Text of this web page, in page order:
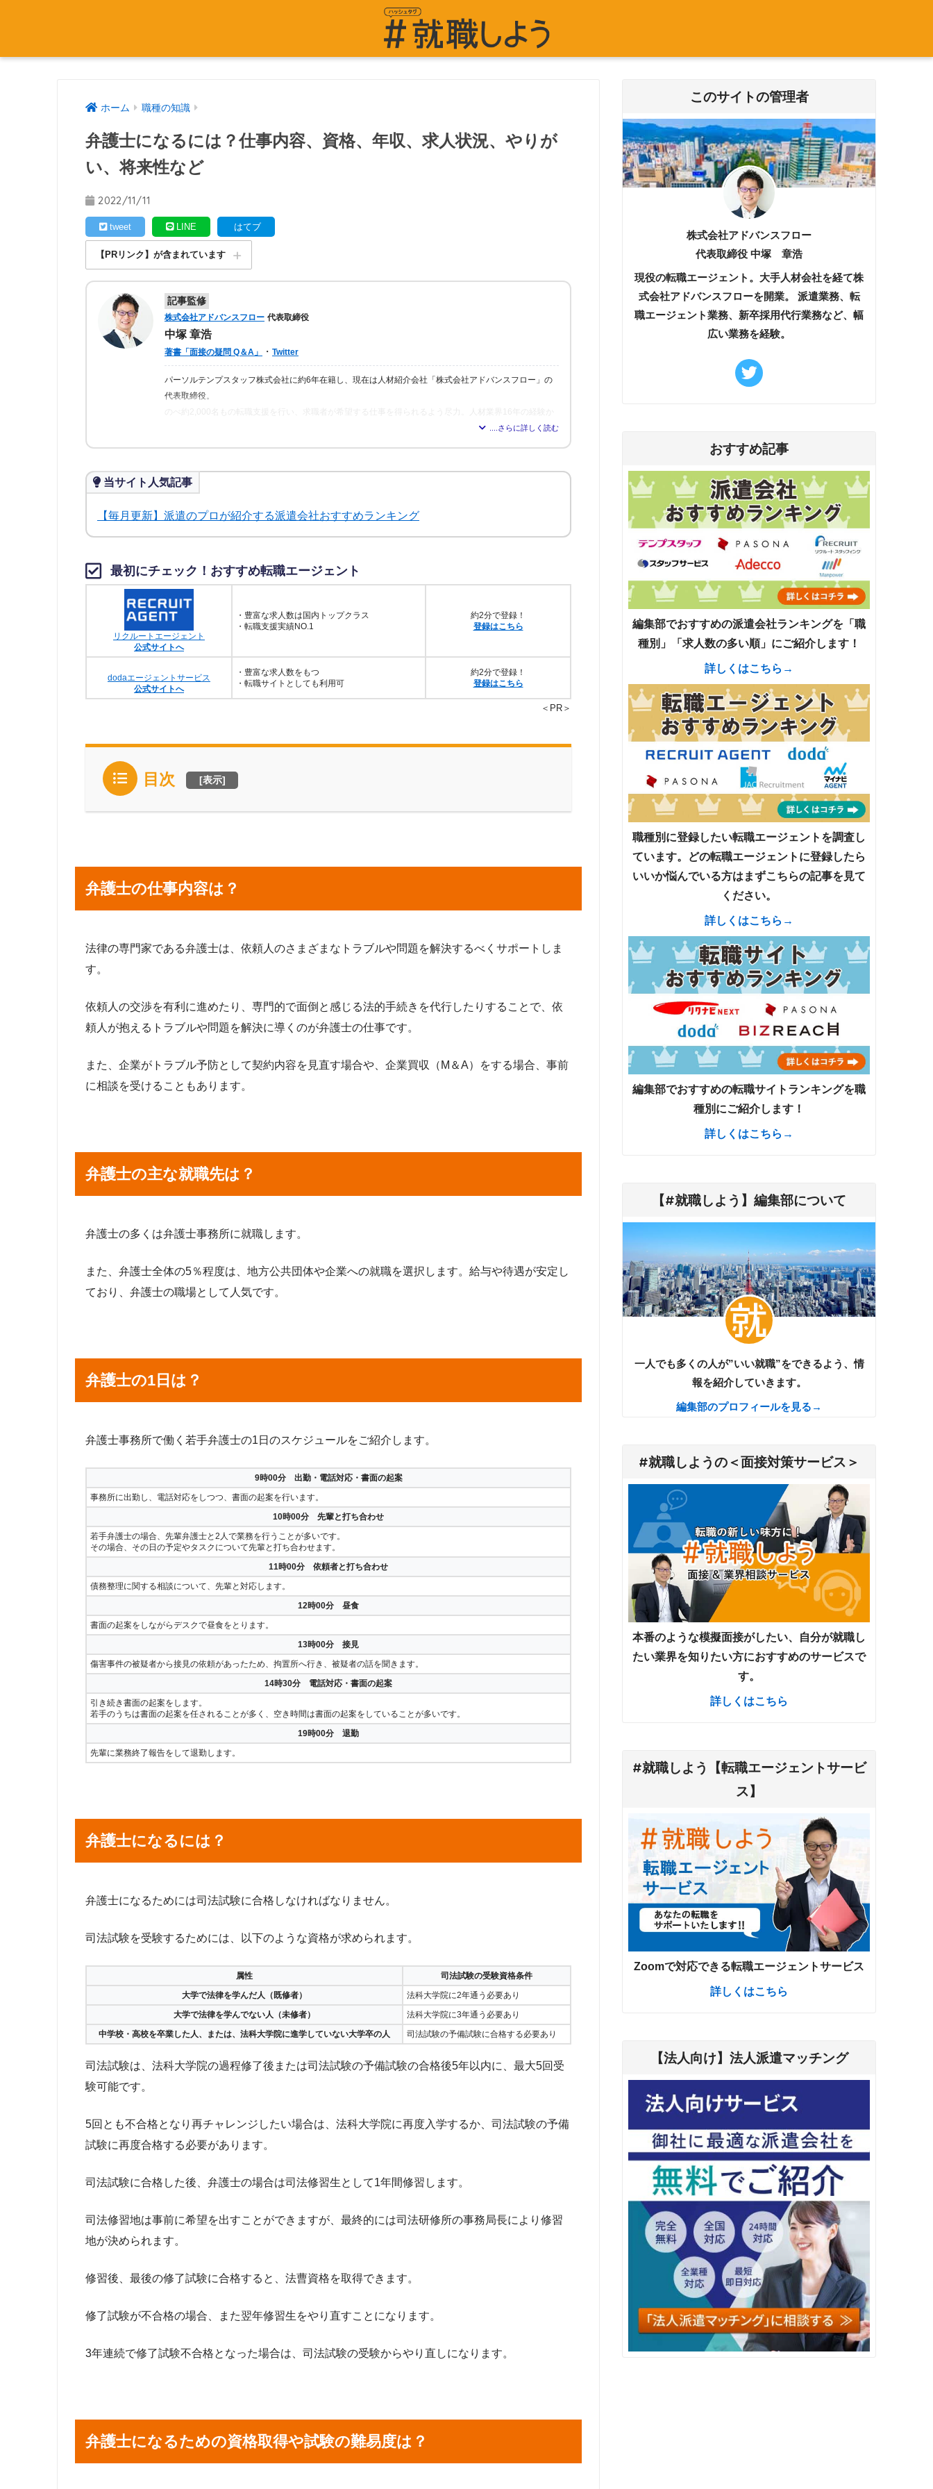
ホーム 職種の知識
弁護士になるには？仕事内容、資格、年収、求人状況、やりが
い、将来性など
2022/11/11
tweet LINE はてブ
【PRリンク】が含まれています
記事監修
株式会社アドバンスフロー 代表取締役
中塚 章浩
著書「面接の疑問 Q＆A」 ・ Twitter
パーソルテンプスタッフ株式会社に約6年在籍し、現在は人材紹介会社「株式会社アドバンスフロー」の
代表取締役。
ら「転職はしっかりとした情報が得られれば得られるほど、理想の職場を見つけられる」と確信し、多く
当サイト人気記事
【毎月更新】派遣のプロが紹介する派遣会社おすすめランキング
最初にチェック！おすすめ転職エージェント
リクルートエージェント
公式サイトへ
・豊富な求人数は国内トップクラス
・転職支援実績NO.1
約2分で登録！
登録はこちら
dodaエージェントサービス
公式サイトへ
・豊富な求人数をもつ
・転職サイトとしても利用可
約2分で登録！
登録はこちら
＜PR＞
目次 [表示]
弁護士の仕事内容は？
法律の専門家である弁護士は、依頼人のさまざまなトラブルや問題を解決するべくサポートしま
す。
依頼人の交渉を有利に進めたり、専門的で面倒と感じる法的手続きを代行したりすることで、依
頼人が抱えるトラブルや問題を解決に導くのが弁護士の仕事です。
また、企業がトラブル予防として契約内容を見直す場合や、企業買収（M＆A）をする場合、事前
に相談を受けることもあります。
弁護士の主な就職先は？
弁護士の多くは弁護士事務所に就職します。
また、弁護士全体の5％程度は、地方公共団体や企業への就職を選択します。給与や待遇が安定し
ており、弁護士の職場として人気です。
弁護士の1日は？
弁護士事務所で働く若手弁護士の1日のスケジュールをご紹介します。
9時00分 出勤・電話対応・書面の起案
事務所に出勤し、電話対応をしつつ、書面の起案を行います。
10時00分 先輩と打ち合わせ
若手弁護士の場合、先輩弁護士と2人で業務を行うことが多いです。
その場合、その日の予定やタスクについて先輩と打ち合わせます。
11時00分 依頼者と打ち合わせ
債務整理に関する相談について、先輩と対応します。
12時00分 昼食
書面の起案をしながらデスクで昼食をとります。
13時00分 接見
傷害事件の被疑者から接見の依頼があったため、拘置所へ行き、被疑者の話を聞きます。
14時30分 電話対応・書面の起案
引き続き書面の起案をします。
若手のうちは書面の起案を任されることが多く、空き時間は書面の起案をしていることが多いです。
19時00分 退勤
先輩に業務終了報告をして退勤します。
弁護士になるには？
弁護士になるためには司法試験に合格しなければなりません。
司法試験を受験するためには、以下のような資格が求められます。
属性
司法試験の受験資格条件
大学で法律を学んだ人（既修者）
法科大学院に2年通う必要あり
大学で法律を学んでない人（未修者）
法科大学院に3年通う必要あり
中学校・高校を卒業した人、または、法科大学院に進学していない大学卒の人
司法試験の予備試験に合格する必要あり
司法試験は、法科大学院の過程修了後または司法試験の予備試験の合格後5年以内に、最大5回受
験可能です。
5回とも不合格となり再チャレンジしたい場合は、法科大学院に再度入学するか、司法試験の予備
試験に再度合格する必要があります。
司法試験に合格した後、弁護士の場合は司法修習生として1年間修習します。
司法修習地は事前に希望を出すことができますが、最終的には司法研修所の事務局長により修習
地が決められます。
修習後、最後の修了試験に合格すると、法曹資格を取得できます。
修了試験が不合格の場合、また翌年修習生をやり直すことになります。
3年連続で修了試験不合格となった場合は、司法試験の受験からやり直しになります。
弁護士になるための資格取得や試験の難易度は？
このサイトの管理者
株式会社アドバンスフロー
代表取締役 中塚 章浩
現役の転職エージェント。大手人材会社を経て株
式会社アドバンスフローを開業。 派遣業務、転
職エージェント業務、新卒採用代行業務など、幅
広い業務を経験。
おすすめ記事
編集部でおすすめの派遣会社ランキングを「職
種別」「求人数の多い順」にご紹介します！
詳しくはこちら→
職種別に登録したい転職エージェントを調査し
ています。どの転職エージェントに登録したら
いいか悩んでいる方はまずこちらの記事を見て
ください。
詳しくはこちら→
編集部でおすすめの転職サイトランキングを職
種別にご紹介します！
詳しくはこちら→
【#就職しよう】編集部について
一人でも多くの人が”いい就職”をできるよう、情
報を紹介していきます。
編集部のプロフィールを見る→
#就職しようの＜面接対策サービス＞
本番のような模擬面接がしたい、自分が就職し
たい業界を知りたい方におすすめのサービスで
す。
詳しくはこちら
#就職しよう【転職エージェントサービ
ス】
Zoomで対応できる転職エージェントサービス
詳しくはこちら
【法人向け】法人派遣マッチング